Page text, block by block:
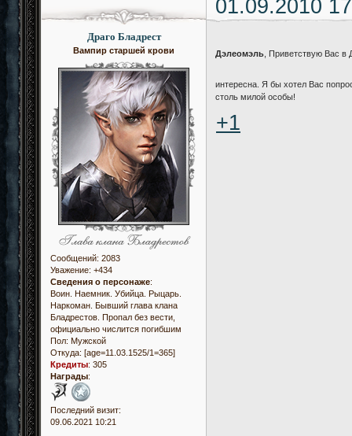
01.09.2010
Драго Бладрест
Вампир старшей крови
Сообщений: 2083
Уважение: +434
Сведения о персонаже:
Воин. Наемник. Убийца. Рыцарь.
Наркоман. Бывший глава клана
Бладрестов. Пропал без вести,
официально числится погибшим
Пол: Мужской
Откуда: [age=11.03.1525/1=365]
Кредиты: 305
Награды:
Последний визит:
09.06.2021 10:21
Дэлеомэль , Приветствую Вас
интересна. Я бы хотел Вас
столь милой особы!
+1